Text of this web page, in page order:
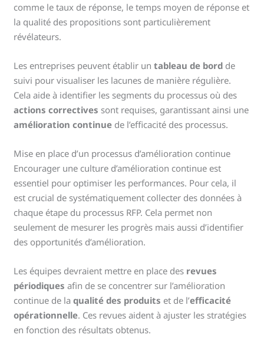
comme le taux de réponse, le temps moyen de réponse et
la qualité des propositions sont particulièrement
révélateurs.
Les entreprises peuvent établir untableau de bord de
suivi pour visualiser les lacunes de manière régulière.
Cela aide à identifier les segments du processus où des
actions correctives sont requises, garantissant ainsi une
amélioration continue de l’efficacité des processus.
Mise en place d’un processus d’amélioration continue
Encourager une culture d’amélioration continue est
essentiel pour optimiser les performances. Pour cela, il
est crucial de systématiquement collecter des données à
chaque étape du processus RFP. Cela permet non
seulement de mesurer les progrès mais aussi d’identifier
des opportunités d’amélioration.
Les équipes devraient mettre en place des revues
périodiques afin de se concentrer sur l’amélioration
continue de laqualité des produits et de l’efficacité
opérationnelle. Ces revues aident à ajuster les stratégies
en fonction des résultats obtenus.